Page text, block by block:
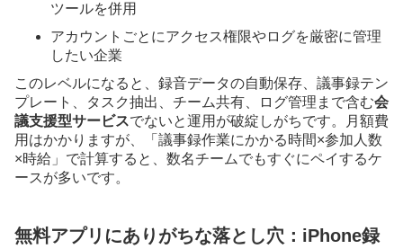
ツールを併用
アカウントごとにアクセス権限やログを厳密に管理
したい企業
このレベルになると、録音データの自動保存、議事録テン
プレート、タスク抽出、チーム共有、ログ管理まで含む会
議支援型サービスでないと運用が破綻しがちです。月額費
用はかかりますが、「議事録作業にかかる時間×参加人数
×時給」で計算すると、数名チームでもすぐにペイするケ
ースが多いです。
無料アプリにありがちな落とし穴：iPhone録